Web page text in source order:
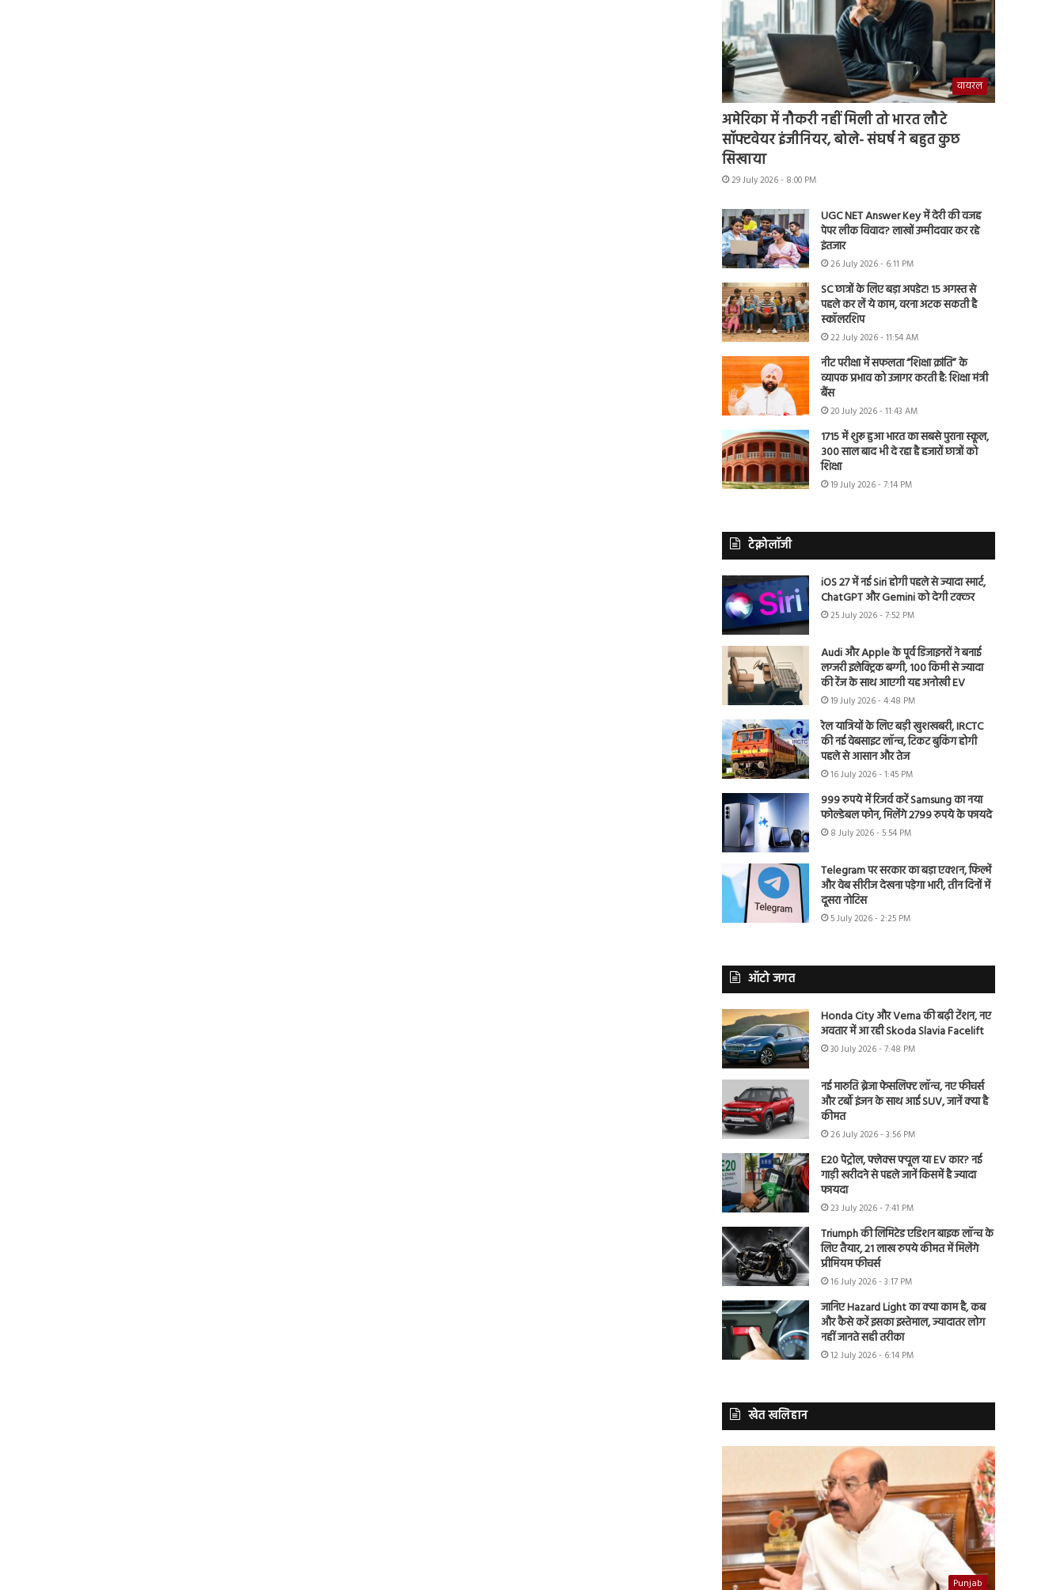
वायरल
अमेरिका में नौकरी नहीं मिली तो भारत लौटे
सॉफ्टवेयर इंजीनियर, बोले- संघर्ष ने बहुत कुछ
सिखाया
29 July 2026 - 8:00 PM
UGC NET Answer Key में देरी की वजह
पेपर लीक विवाद? लाखों उम्मीदवार कर रहे
इंतजार
26 July 2026 - 6:11 PM
SC छात्रों के लिए बड़ा अपडेट! 15 अगस्त से
पहले कर लें ये काम, वरना अटक सकती है
स्कॉलरशिप
22 July 2026 - 11:54 AM
नीट परीक्षा में सफलता “शिक्षा क्रांति” के
व्यापक प्रभाव को उजागर करती है: शिक्षा मंत्री
बैंस
20 July 2026 - 11:43 AM
1715 में शुरू हुआ भारत का सबसे पुराना स्कूल,
300 साल बाद भी दे रहा है हजारों छात्रों को
शिक्षा
19 July 2026 - 7:14 PM
टेक्नोलॉजी
iOS 27 में नई Siri होगी पहले से ज्यादा स्मार्ट,
ChatGPT और Gemini को देगी टक्कर
25 July 2026 - 7:52 PM
Audi और Apple के पूर्व डिजाइनरों ने बनाई
लग्जरी इलेक्ट्रिक बग्गी, 100 किमी से ज्यादा
की रेंज के साथ आएगी यह अनोखी EV
19 July 2026 - 4:48 PM
रेल यात्रियों के लिए बड़ी खुशखबरी, IRCTC
की नई वेबसाइट लॉन्च, टिकट बुकिंग होगी
पहले से आसान और तेज
16 July 2026 - 1:45 PM
999 रुपये में रिजर्व करें Samsung का नया
फोल्डेबल फोन, मिलेंगे 2799 रुपये के फायदे
8 July 2026 - 5:54 PM
Telegram पर सरकार का बड़ा एक्शन, फिल्में
और वेब सीरीज देखना पड़ेगा भारी, तीन दिनों में
दूसरा नोटिस
5 July 2026 - 2:25 PM
ऑटो जगत
Honda City और Verna की बढ़ी टेंशन, नए
अवतार में आ रही Skoda Slavia Facelift
30 July 2026 - 7:48 PM
नई मारुति ब्रेजा फेसलिफ्ट लॉन्च, नए फीचर्स
और टर्बो इंजन के साथ आई SUV, जानें क्या है
कीमत
26 July 2026 - 3:56 PM
E20 पेट्रोल, फ्लेक्स फ्यूल या EV कार? नई
गाड़ी खरीदने से पहले जानें किसमें है ज्यादा
फायदा
23 July 2026 - 7:41 PM
Triumph की लिमिटेड एडिशन बाइक लॉन्च के
लिए तैयार, 21 लाख रुपये कीमत में मिलेंगे
प्रीमियम फीचर्स
16 July 2026 - 3:17 PM
जानिए Hazard Light का क्या काम है, कब
और कैसे करें इसका इस्तेमाल, ज्यादातर लोग
नहीं जानते सही तरीका
12 July 2026 - 6:14 PM
खेत खलिहान
Punjab